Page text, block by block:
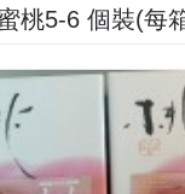
桃5-6 個裝(每